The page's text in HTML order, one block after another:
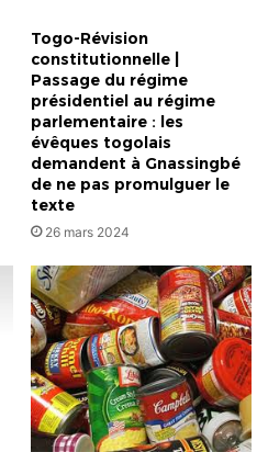
Togo-Révision
constitutionnelle |
Passage du régime
présidentiel au régime
parlementaire : les
évêques togolais
demandent à Gnassingbé
de ne pas promulguer le
texte
26 mars 2024